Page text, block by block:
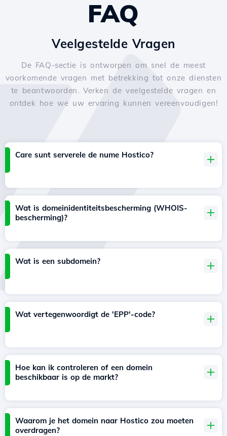
FAQ
Veelgestelde Vragen
De FAQ-sectie is ontworpen om snel de meest
voorkomende vragen met betrekking tot onze diensten
te beantwoorden. Verken de veelgestelde vragen en
ontdek hoe we uw ervaring kunnen vereenvoudigen!
Care sunt serverele de nume Hostico?
Wat is domeinidentiteitsbescherming (WHOIS-
bescherming)?
Wat is een subdomein?
Wat vertegenwoordigt de 'EPP'-code?
Hoe kan ik controleren of een domein
beschikbaar is op de markt?
Waarom je het domein naar Hostico zou moeten
overdragen?